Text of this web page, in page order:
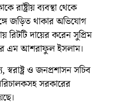
রাষ্ট্রীয় ব্যবস্থা থেকে
জড়িত থাকার অভিযোগ
রিটটি দায়ের করেন সুপ্রিম
এম আশরাফুল ইসলাম।
স্বরাষ্ট্র ও জনপ্রশাসন সচিব
সরকারের